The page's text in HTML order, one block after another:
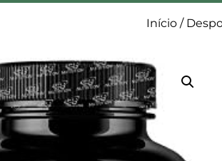
Início /